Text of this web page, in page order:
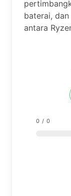
baterai,
antara
0 / 0